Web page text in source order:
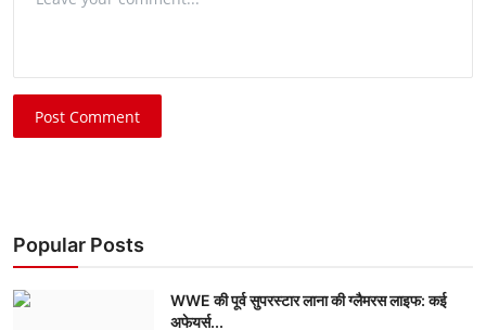
Post Comment
Popular Posts
WWE की पूर्व सुपरस्टार लाना की ग्लैमरस लाइफ: कई
अफेयर्स...